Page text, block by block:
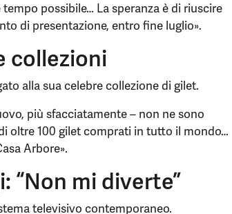
possibile… La speranza è di riuscire
di presentazione, entro fine luglio».
collezioni
alla sua celebre collezione di gilet.
più sfacciatamente – non ne sono
oltre 100 gilet comprati in tutto il mondo…
Arbore».
“Non mi diverte”
televisivo contemporaneo.